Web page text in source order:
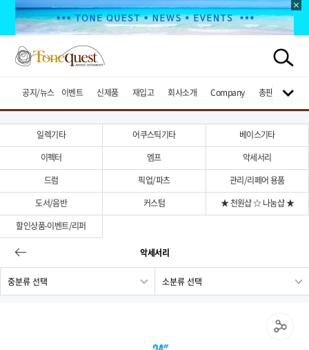
공지/뉴스 이벤트 신제품 재입고 회사소개 Company 총판브랜드
일렉기타 어쿠스틱기타
베이스기타
이펙터
엠프
악세서리
드럼
픽업/파츠
관리/리페어 용품
도서/음반
커스텀
★ 천원샵 ☆ 나눔샵 ★
할인상품-이벤트/리퍼
악세서리